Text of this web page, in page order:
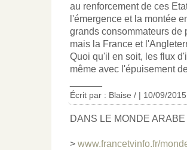
au renforcement de ces
l'émergence et la montée
grands consommateurs de
mais la France et
Quoi qu'il en soit, les flux
même avec l'épuisement
Écrit par : Blaise / | 10/09/2015
DANS LE MONDE ARABE
> www.francetvinfo.fr/